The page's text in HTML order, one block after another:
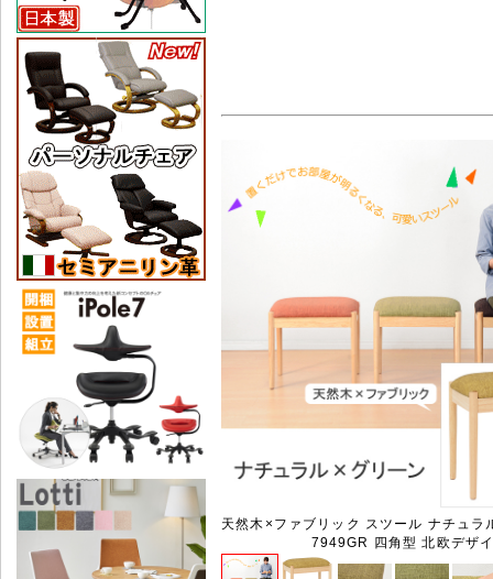
天然木×ファブリック スツール ナチュラ
7949GR 四角型 北欧デザ